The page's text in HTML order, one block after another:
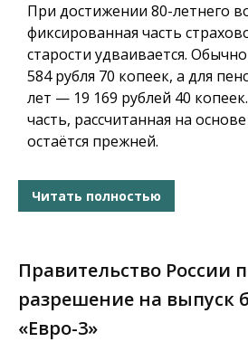
При достижении 80-летнего
фиксированная часть
старости удваивается.
584 рубля 70 копеек, а для
лет — 19 169 рублей 40
часть, рассчитанная на
остаётся прежней.
Читать полностью
Правительство России
разрешение на выпуск
«Евро-3»